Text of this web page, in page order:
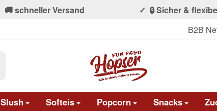
🚚 schneller Versand 🔒 Sicher &
B2B
Slush Softeis Popcorn Snacks